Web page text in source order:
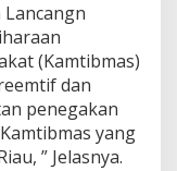
(Kamtibmas)
dan
penegakan
yang
” Jelasnya.